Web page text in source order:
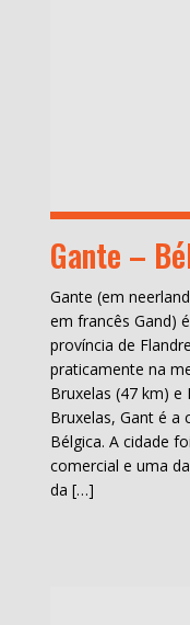
Gante –
Gante (em
em francês Gand)
província de
praticamente na
Bruxelas (47 km) e
Bruxelas, Gant é a
Bélgica. A cidade
comercial e uma
da […]